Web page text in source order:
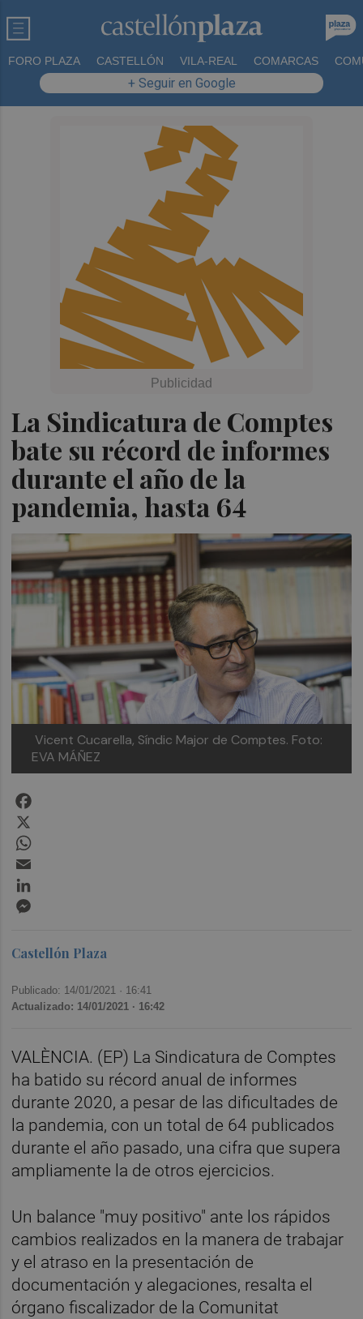
FORO PLAZA CASTELLÓN VILA-REAL COMARCAS
+ Seguir en Google
La Sindicatura de Comptes
bate su récord de informes
durante el año de la
pandemia, hasta 64
Vicent Cucarella, Síndic Major de Comptes. Foto:
EVA MÁÑEZ
Castellón Plaza
Publicado: 14/01/2021 · 16:41
Actualizado: 14/01/2021 · 16:42
VALÈNCIA. (EP) La Sindicatura de Comptes
ha batido su récord anual de informes
durante 2020, a pesar de las dificultades de
la pandemia, con un total de 64 publicados
durante el año pasado, una cifra que supera
ampliamente la de otros ejercicios.
Un balance "muy positivo" ante los rápidos
cambios realizados en la manera de trabajar
y el atraso en la presentación de
documentación y alegaciones, resalta el
órgano fiscalizador de la Comunitat